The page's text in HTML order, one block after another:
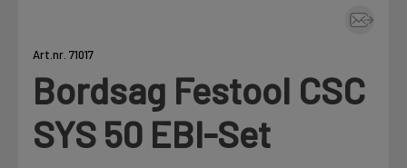
Fag
LOGG UT
Art.nr. 71017
Bordsag Festool CSC
SYS 50 EBI-Set